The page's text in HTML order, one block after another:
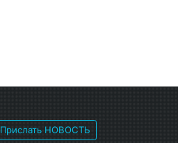
Прислать НОВОСТЬ